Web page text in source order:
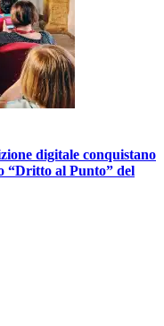
digitale conquistano
“Dritto al Punto” del